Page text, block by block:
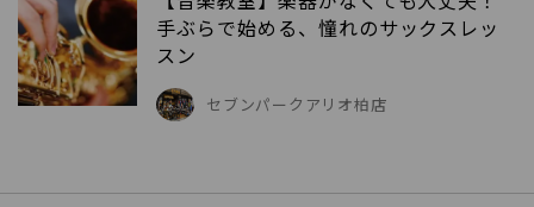
手ぶらで始める、憧れのサックスレッ
スン
セブンパークアリオ柏店